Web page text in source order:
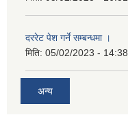
दररेट पेश गर्ने सम्बन्धमा ।
मिति: 05/02/2023 - 14:38
अन्य